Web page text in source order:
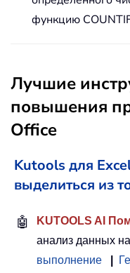
функцию
Лучшие
повышения
Office
Kutools для
выделиться из
🤖 KUTOOLS AI
анализ данных
выполнение